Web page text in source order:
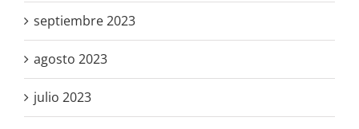
septiembre 2023
agosto 2023
julio 2023